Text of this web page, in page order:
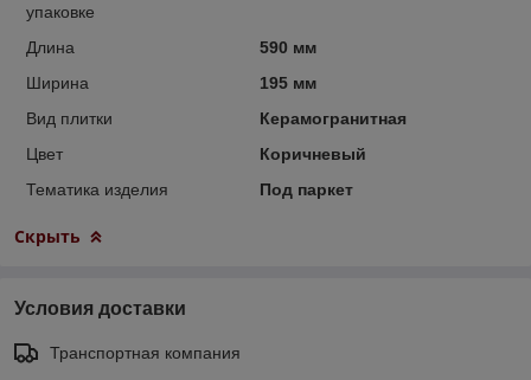
упаковке
Длина
590 мм
Ширина
195 мм
Вид плитки
Керамогранитная
Цвет
Коричневый
Тематика изделия
Под паркет
Скрыть
Условия доставки
Транспортная компания